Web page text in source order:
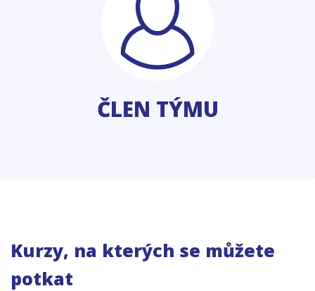
ČLEN TÝMU
Kurzy, na kterých se můžete
potkat